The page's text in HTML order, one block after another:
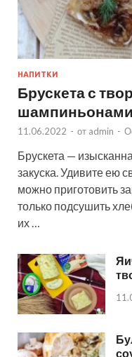
НАПИТКИ
Брускета с
шампиньонами
11.06.2022 - от admin -
Брускета —
закуска. Удивите ею
можно приготовить
только подсушить
их …